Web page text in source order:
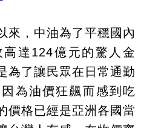
來，中油為了平穩國內
達124億元的驚人金
為了讓民眾在日常通勤
為油價狂飆而感到吃
價格已經是亞洲各國當